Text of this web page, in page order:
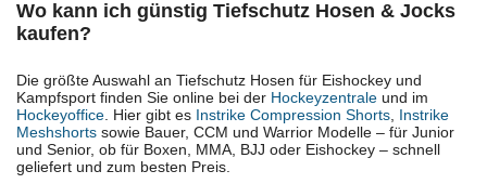
Wo kann ich günstig Tiefschutz Hosen & Jocks
kaufen?
Die größte Auswahl an Tiefschutz Hosen für Eishockey und
Kampfsport finden Sie online bei der Hockeyzentrale und im
Hockeyoffice. Hier gibt es Instrike Compression Shorts, Instrike
Meshshorts sowie Bauer, CCM und Warrior Modelle – für Junior
und Senior, ob für Boxen, MMA, BJJ oder Eishockey – schnell
geliefert und zum besten Preis.